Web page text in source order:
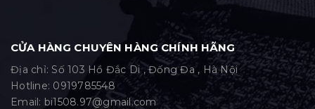
CỬA HÀNG CHUYÊN HÀNG CHÍNH HÃNG
Địa chỉ: Số 103 Hồ Đắc Di , Đống Đa , Hà Nội
Hotline: 0919785548
Email: bi1508.97@gmail.com